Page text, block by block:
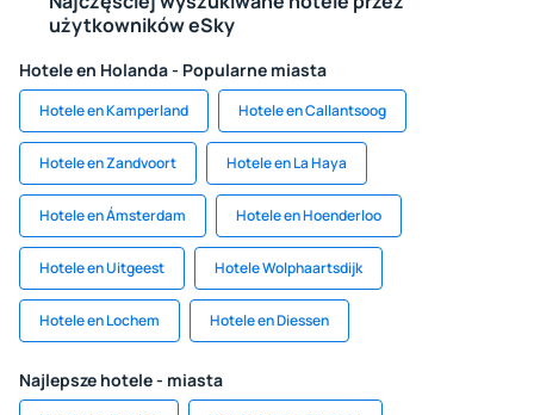
użytkowników eSky
Hotele en Holanda - Popularne miasta
Hotele en Kamperland Hotele en Callantsoog
Hotele en Zandvoort Hotele en La Haya
Hotele en Ámsterdam Hotele en Hoenderloo
Hotele en Uitgeest Hotele Wolphaartsdijk
Hotele en Lochem Hotele en Diessen
Najlepsze hotele - miasta